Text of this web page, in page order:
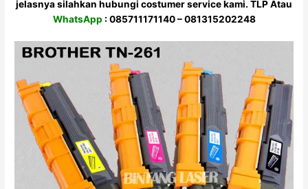
jelasnya silahkan hubungi costumer service kami. TLP Atau
WhatsApp : 085711171140 – 081315202248